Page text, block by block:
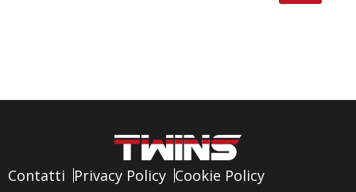
Contatti Privacy Policy Cookie Policy